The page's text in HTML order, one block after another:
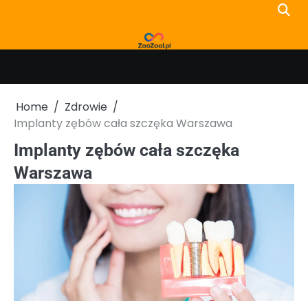
Home
Zdrowie
Implanty zębów cała szczęka Warszawa
Implanty zębów cała szczęka
Warszawa